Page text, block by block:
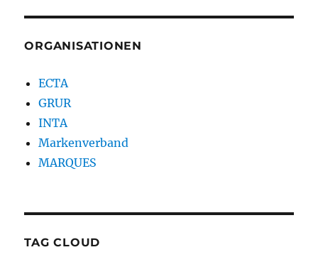
ORGANISATIONEN
ECTA
GRUR
INTA
Markenverband
MARQUES
TAG CLOUD